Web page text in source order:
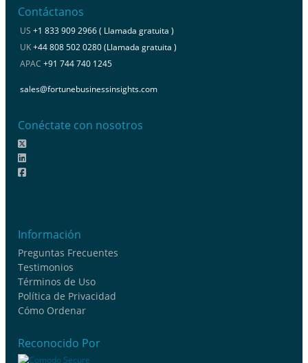
Contáctanos
US +1 833 909 2966 ( Llamada gratuita )
UK+44 808 502 0280 (Llamada gratuita )
APAC +91 744 740 1245
sales@fortunebusinessinsights.com
Conéctate con nosotros
Información
Preguntas Frecuentes
Testimonios
Términos de Uso
Política de Privacidad
Cómo Ordenar
Reconocido Por